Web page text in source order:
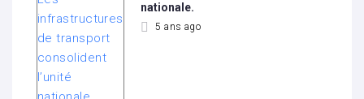
nationale.
5 ans ago